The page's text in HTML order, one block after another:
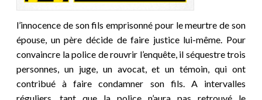
l’innocence de son fils emprisonné pour le meurtre de son
épouse, un père décide de faire justice lui-même. Pour
convaincre la police de rouvrir l’enquête, il séquestre trois
personnes, un juge, un avocat, et un témoin, qui ont
contribué à faire condamner son fils. A intervalles